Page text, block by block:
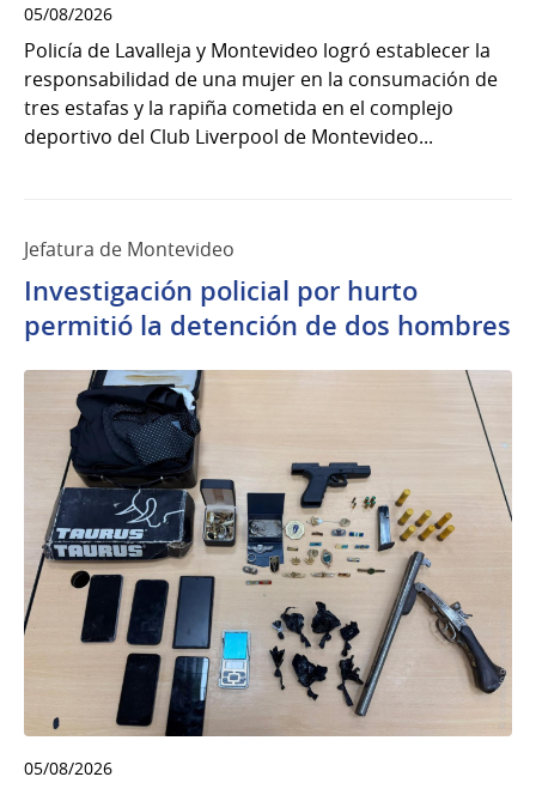
05/08/2026
Policía de Lavalleja y Montevideo logró establecer la
responsabilidad de una mujer en la consumación de
tres estafas y la rapiña cometida en el complejo
deportivo del Club Liverpool de Montevideo...
Jefatura de Montevideo
Investigación policial por hurto
permitió la detención de dos hombres
05/08/2026